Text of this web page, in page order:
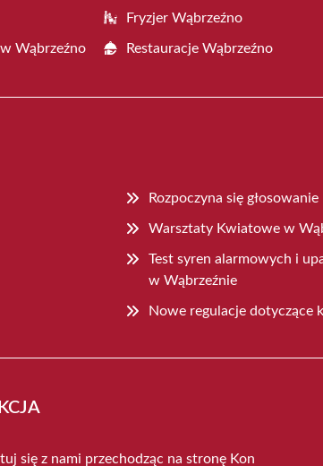
Fryzjer Wąbrzeźno
Wąbrzeźno Restauracje Wąbrzeźno
Rozpoczyna się
Warsztaty Kwiatowe w
Test syren alarmowych i
w Wąbrzeźnie
Nowe regulacje dotyczące
się z nami przechodząc na stronę Kon